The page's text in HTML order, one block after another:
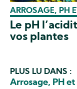
ARROSAGE, PH
Le pH
vos plantes
PLUS LU DANS :
Arrosage, PH et